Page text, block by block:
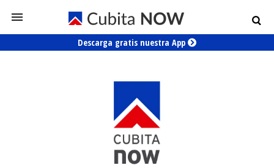
Descarga gratis nuestra App